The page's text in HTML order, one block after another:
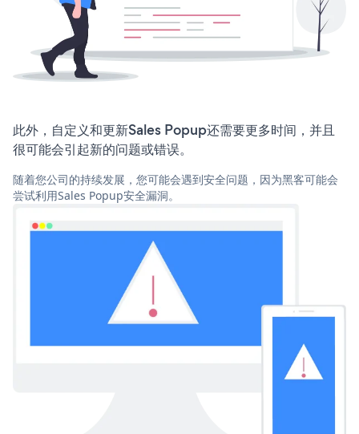
此外，自定义和更新Sales Popup还需要更多时间，并且
很可能会引起新的问题或错误。
随着您公司的持续发展，您可能会遇到安全问题，因为黑客可能会
尝试利用Sales Popup安全漏洞。